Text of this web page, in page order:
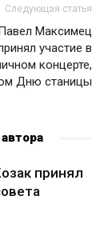
Следующая статья
Максимец
участие в
концерте,
Дню станицы
принял